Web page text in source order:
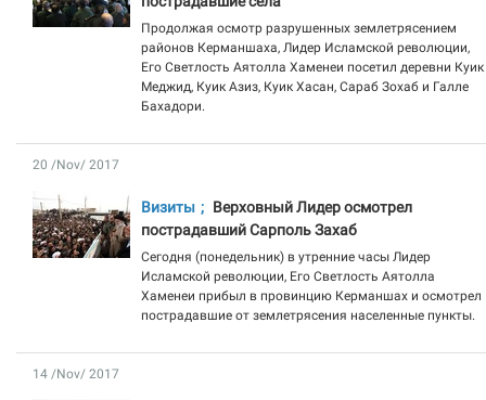
Продолжая осмотр разрушенных землетрясением
районов Керманшаха, Лидер Исламской революции,
Его Светлость Аятолла Хаменеи посетил деревни Куик
Меджид, Куик Азиз, Куик Хасан, Сараб Зохаб и Галле
Бахадори.
20 /Nov/ 2017
Визиты
Верховный Лидер осмотрел
пострадавший Сарполь Захаб
Сегодня (понедельник) в утренние часы Лидер
Исламской революции, Его Светлость Аятолла
Хаменеи прибыл в провинцию Керманшах и осмотрел
пострадавшие от землетрясения населенные пункты.
14 /Nov/ 2017